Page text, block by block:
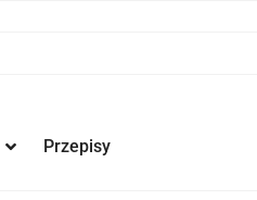
Przepisy